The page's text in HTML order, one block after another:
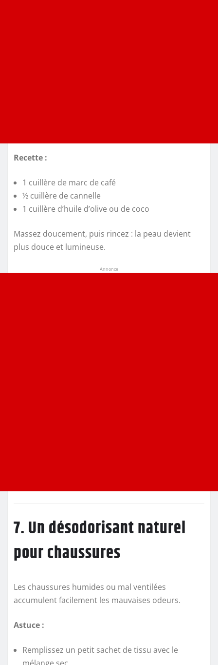
Recette :
1 cuillère de marc de café
½ cuillère de cannelle
1 cuillère d’huile d’olive ou de coco
Massez doucement, puis rincez : la peau devient
plus douce et lumineuse.
Annonce
7. Un désodorisant naturel
pour chaussures
Les chaussures humides ou mal ventilées
accumulent facilement les mauvaises odeurs.
Astuce :
Remplissez un petit sachet de tissu avec le
mélange sec.